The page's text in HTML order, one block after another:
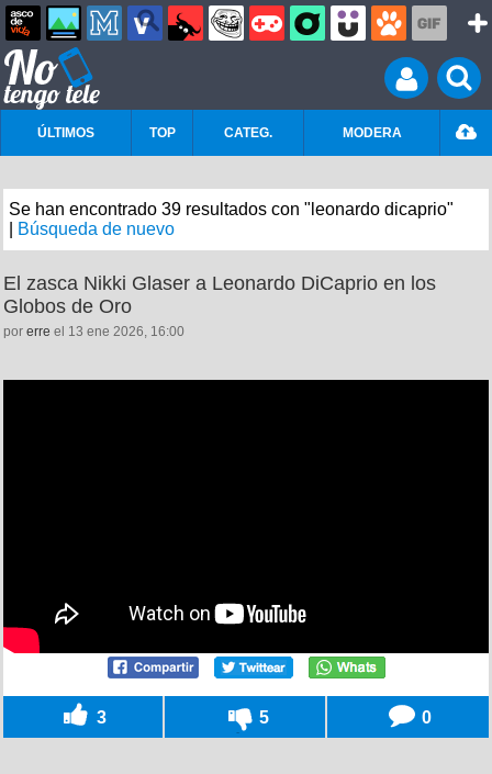
ÚLTIMOS TOP CATEG. MODERA
Se han encontrado 39 resultados con "leonardo dicaprio"
Búsqueda de nuevo
El zasca Nikki Glaser a Leonardo DiCaprio en los
Globos de Oro
por erre el 13 ene 2026, 16:00
3 5 0